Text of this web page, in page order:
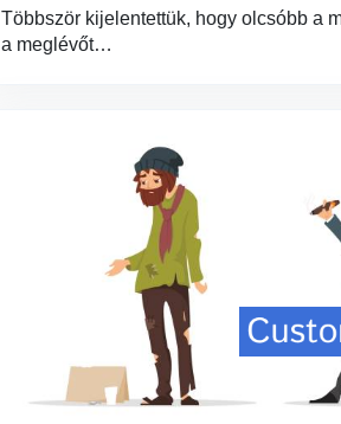
Többször kijelentettük, hogy olcsóbb a
a meglévőt…